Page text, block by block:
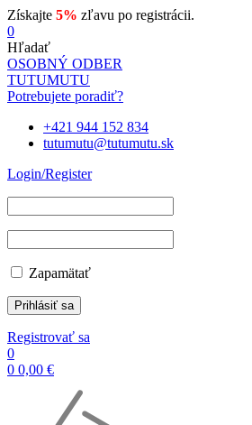
Získajte 5% zľavu po registrácii.
0
Hľadať
OSOBNÝ ODBER
TUTUMUTU
Potrebujete poradiť?
+421 944 152 834
tutumutu@tutumutu.sk
Login/Register
Zapamätať
Registrovať sa
0
0 0,00 €